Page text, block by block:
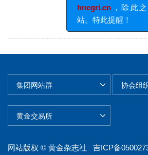
网站版权 © 黄金杂志社 吉ICP备
hncgri.cn，除此之
站。特此提醒！